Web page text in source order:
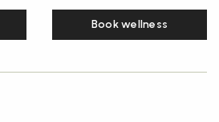
Book wellness